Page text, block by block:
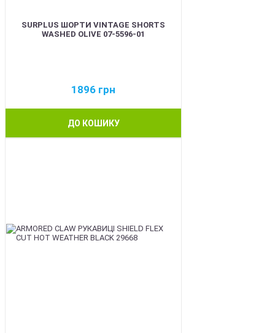
SURPLUS ШОРТИ VINTAGE SHORTS
WASHED OLIVE 07-5596-01
1896 грн
ДО КОШИКУ